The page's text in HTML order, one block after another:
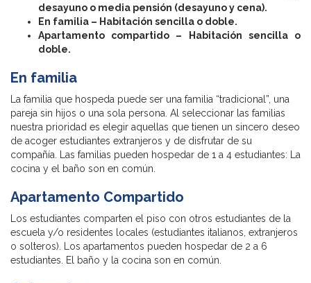
desayuno o media pensión (desayuno y cena).
En familia – Habitación sencilla o doble.
Apartamento compartido – Habitación sencilla o
doble.
En familia
La familia que hospeda puede ser una familia “tradicional”, una
pareja sin hijos o una sola persona. Al seleccionar las familias
nuestra prioridad es elegir aquellas que tienen un sincero deseo
de acoger estudiantes extranjeros y de disfrutar de su
compañía. Las familias pueden hospedar de 1 a 4 estudiantes: La
cocina y el baño son en común.
Apartamento Compartido
Los estudiantes comparten el piso con otros estudiantes de la
escuela y/o residentes locales (estudiantes italianos, extranjeros
o solteros). Los apartamentos pueden hospedar de 2 a 6
estudiantes. El baño y la cocina son en común.